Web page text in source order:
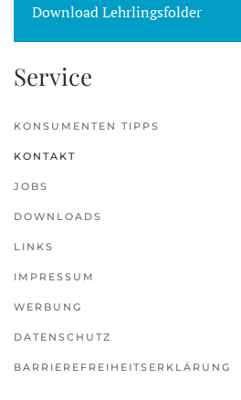
Download Lehrlingsfolder
Service
KONSUMENTEN TIPPS
KONTAKT
JOBS
DOWNLOADS
LINKS
IMPRESSUM
WERBUNG
DATENSCHUTZ
BARRIEREFREIHEITSERKLÄRUNG